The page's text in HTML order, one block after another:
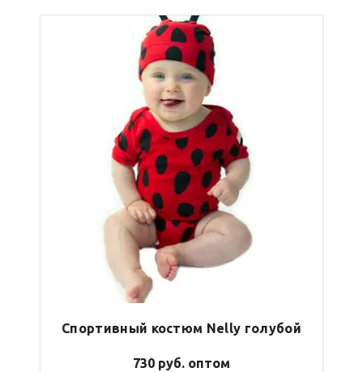
Спортивный костюм Nelly голубой
730 руб. оптом